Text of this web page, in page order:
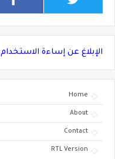
الإبلاغ عن إساءة الاستخدام
Home
About
Contact
RTL Version